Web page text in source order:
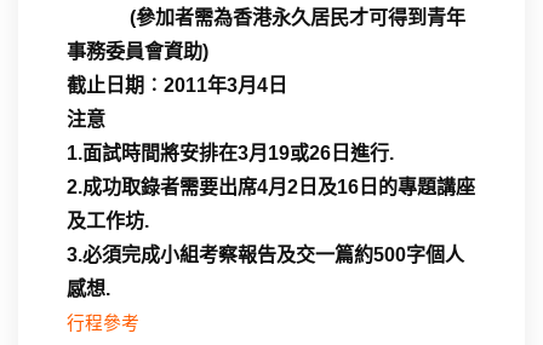
(參加者需為香港永久居民才可得到青年
事務委員會資助)
截止日期︰2011年3月4日
注意
1.面試時間將安排在3月19或26日進行.
2.成功取錄者需要出席4月2日及16日的專題講座
及工作坊.
3.必須完成小組考察報告及交一篇約500字個人
感想.
行程參考